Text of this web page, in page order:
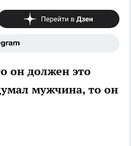
он должен это
мужчина, то он